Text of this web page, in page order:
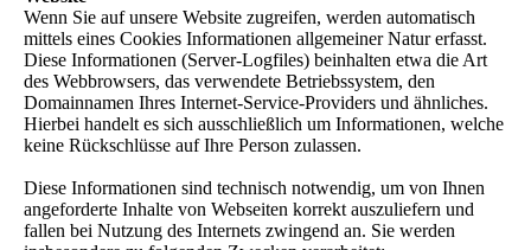
Wenn Sie auf unsere Website zugreifen, werden automatisch
mittels eines Cookies Informationen allgemeiner Natur erfasst.
Diese Informationen (Server-Logfiles) beinhalten etwa die Art
des Webbrowsers, das verwendete Betriebssystem, den
Domainnamen Ihres Internet-Service-Providers und ähnliches.
Hierbei handelt es sich ausschließlich um Informationen, welche
keine Rückschlüsse auf Ihre Person zulassen.
Diese Informationen sind technisch notwendig, um von Ihnen
angeforderte Inhalte von Webseiten korrekt auszuliefern und
fallen bei Nutzung des Internets zwingend an. Sie werden